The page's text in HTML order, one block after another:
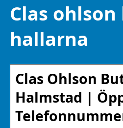
Clas
hallarna
Clas Ohlson
Halmstad |